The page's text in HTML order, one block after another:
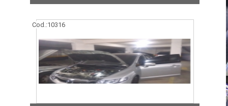
Cod.:10316